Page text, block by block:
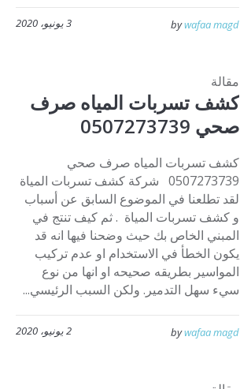
3 يونيو، 2020 bywafaa magd
مقالة
كشف تسربات المياه صرف
صحي 0507273739
كشف تسربات المياه صرف صحي
0507273739 شركة كشف تسربات المياة
لقد تطلعنا في الموضوع السابق عن أسباب
و كشف تسربات المياة . ثم كيف تنتج في
المبني الخاص بك حيث وضحنا فيها انه قد
يكون الخطأ في الاستخدام او عدم تركيب
المواسير بطريقه صحيحه او انها من نوع
سيء سهل التدمير. ولكن السبب الرئيسي...
2 يونيو، 2020 bywafaa magd